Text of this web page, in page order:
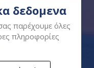
δεδομενα
παρέχουμε όλες
πληροφορίες